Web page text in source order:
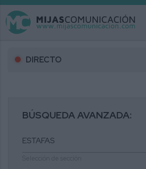
DIRECTO
BÚSQUEDA AVANZADA: